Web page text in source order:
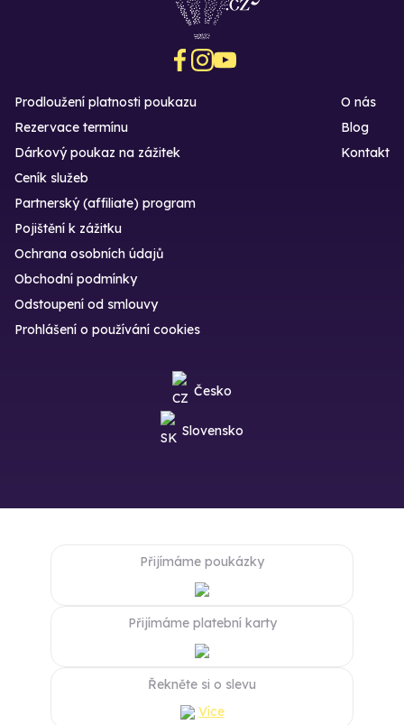
Prodloužení platnosti poukazu
Rezervace termínu
Dárkový poukaz na zážitek
O nás
Blog
Kontakt
Ceník služeb
Partnerský (affiliate) program
Pojištění k zážitku
Ochrana osobních údajů
Obchodní podmínky
Odstoupení od smlouvy
Prohlášení o používání cookies
Česko
Slovensko
Přijímáme poukázky
Přijímáme platební karty
Řekněte si o slevu
Více